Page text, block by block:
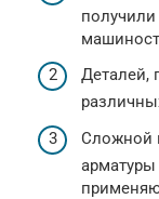
Деталей,
Сложной